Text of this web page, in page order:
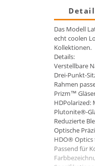
Das Modell
echt coolen
Kollektionen.
Details:
Verstellbare
Drei-Punkt-
Rahmen
Prizm™
HDPolarized:
Plutonite®-
Reduzierte
Optische
HDO® Optics
Passend für